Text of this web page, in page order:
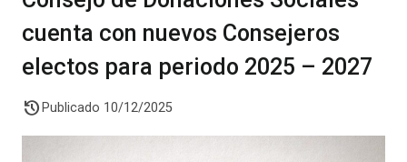
cuenta con nuevos Consejeros
electos para periodo 2025 – 2027
history Publicado 10/12/2025